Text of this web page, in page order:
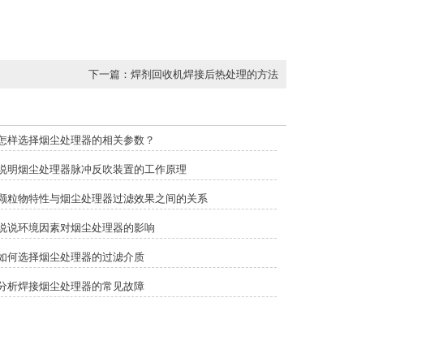
下一篇： 焊剂回收机焊接后热处理的方法
样选择烟尘处理器的相关参数？
明烟尘处理器脉冲反吹装置的工作原理
粒物特性与烟尘处理器过滤效果之间的关系
说环境因素对烟尘处理器的影响
何选择烟尘处理器的过滤介质
析焊接烟尘处理器的常见故障